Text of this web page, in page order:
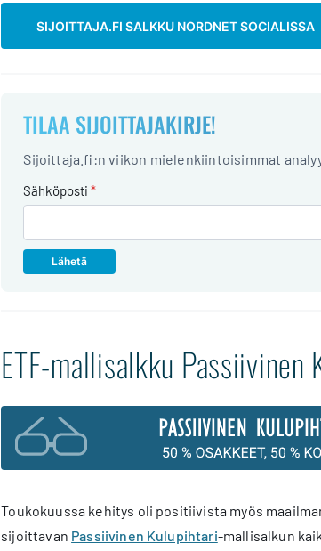
SIJOITTAJA.FI SALKKU NORDNET SOCIALISSA
TILAA SIJOITTAJAKIRJE!
Sijoittaja.fi:n viikon mielenkiintoisimmat
Sähköposti *
ETF-mallisalkku
Toukokuussa kehitys oli positiivista myös
sijoittavan Passiivinen Kulupihtari-mallisalkun